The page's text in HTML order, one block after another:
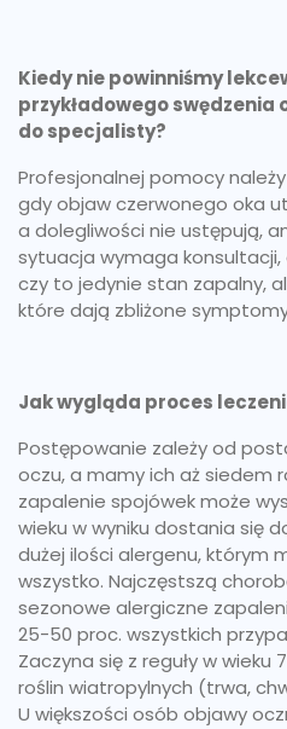
Kiedy nie powinniśmy
przykładowego swędzenia
do specjalisty?
Profesjonalnej pomocy
gdy objaw czerwonego oka
a dolegliwości nie ustępują,
sytuacja wymaga konsultacji,
czy to jedynie stan zapalny,
które dają zbliżone
Jak wygląda proces
Postępowanie zależy od
oczu, a mamy ich aż siedem
zapalenie spojówek może
wieku w wyniku dostania się
dużej ilości alergenu, którym
wszystko. Najczęstszą
sezonowe alergiczne
25-50 proc. wszystkich
Zaczyna się z reguły w wieku
roślin wiatropylnych (trwa,
U większości osób objawy